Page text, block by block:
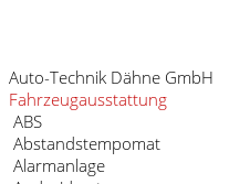
Auto-Technik Dähne GmbH
Fahrzeugausstattung
ABS
Abstandstempomat
Alarmanlage